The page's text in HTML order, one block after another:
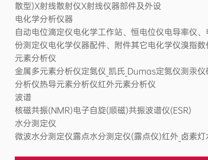
散型)X射线散射仪X射线仪器部件及外设
电化学分析仪器
自动电位滴定仪电化学工作站、恒电位仪电导率仪
份测定仪电化学仪器配件、附件其它电化学仪溴指数
元素分析仪
金属多元素分析仪定氮仪_凯氏_Dumas定氮仪测汞
分析仪热导元素分析仪红外元素分析仪
波谱
核磁共振(NMR)电子自旋(顺磁)共振波谱仪(ESR)
水分测定仪
微波水分测定仪露点水分测定仪(露点仪)红外_卤素